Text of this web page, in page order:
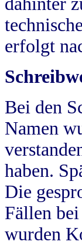
erfolgt
Bei den
Namen
haben.
Die
Fällen
wurden